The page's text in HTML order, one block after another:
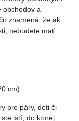
obchodov a
znamená, že ak
nebudete mať
cm)
pre páry, deti či
istí, do ktorej